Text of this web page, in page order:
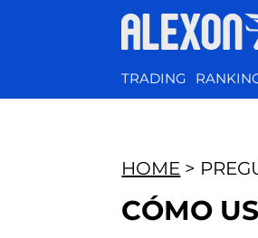
TRADING
HOME >
CÓMO